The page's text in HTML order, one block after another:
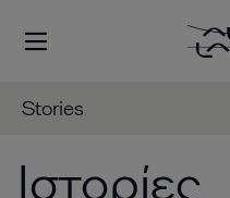
Stories
Ιστορίες